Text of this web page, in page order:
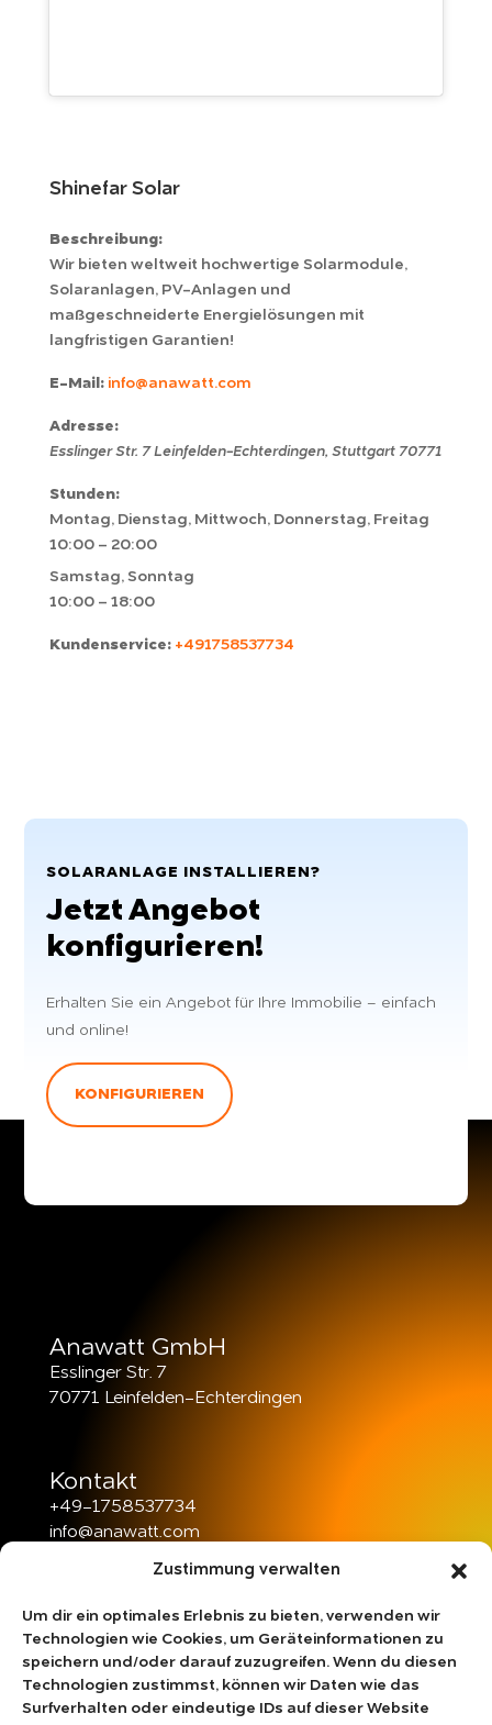
Zustimmung verwalten
Um dir ein optimales Erlebnis zu bieten, verwenden wir
Technologien wie Cookies, um Geräteinformationen zu
speichern und/oder darauf zuzugreifen. Wenn du diesen
Technologien zustimmst, können wir Daten wie das
Surfverhalten oder eindeutige IDs auf dieser Website
Shinefar Solar
Beschreibung:
Wir bieten weltweit hochwertige Solarmodule,
Solaranlagen, PV-Anlagen und
maßgeschneiderte Energielösungen mit
langfristigen Garantien!
E-Mail: info@anawatt.com
Adresse:
Esslinger Str. 7 Leinfelden-Echterdingen, Stuttgart 70771
Stunden:
Montag, Dienstag, Mittwoch, Donnerstag, Freitag
10:00 – 20:00
Samstag, Sonntag
10:00 – 18:00
Kundenservice: +491758537734
SOLARANLAGE INSTALLIEREN?
Jetzt Angebot
konfigurieren!
Erhalten Sie ein Angebot für Ihre Immobilie – einfach
und online!
KONFIGURIEREN
Anawatt GmbH
Esslinger Str. 7
70771 Leinfelden-Echterdingen
Kontakt
+49-1758537734
info@anawatt.com
Mo – Fr：09:00 – 20:00
Sa – So：10:00 – 18:00